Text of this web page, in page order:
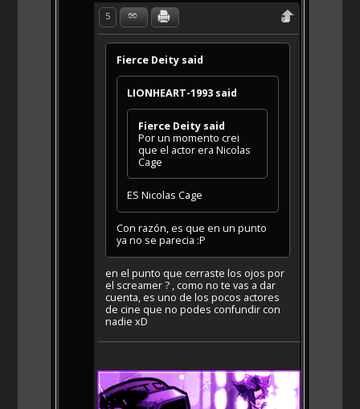
5
Fierce Deity said
LIONHEART-1993 said
Fierce Deity said
Por un momento crei
que el actor era Nicolas
Cage
ES Nicolas Cage
Con razón, es que en un punto
ya no se parecia :P
en el punto que cerraste los ojos por
el screamer ? , como no te vas a dar
cuenta, es uno de los pocos actores
de cine que no podes confundir con
nadie xD